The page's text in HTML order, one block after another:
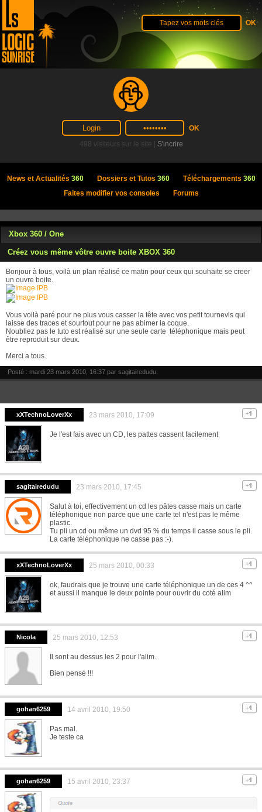
498 visiteurs sur le site | S'incrire
News et Actualités 360 Dossiers et Tutos 360 Téléchargements 360
Faites modifier vos consoles
Forums
Xbox 360 / One
Créez vous même vôtre ouvre boite XBOX 360
Bonjour à tous, voilà un plan réalisé ce matin pour ceux qui souhaite se creer
un ouvre boite.
Vous voilà paré pour ne plus vous casser la tête avec vos petit tournevis qui
laisse des traces et sourtout pour ne pas abimer la coque.
Noubliez pas le tuto est réalisé sur une seule carte téléphonique mais peut
être reproduit sur deux.
Merci a tous.
Posté : mardi 23 mars 2010, 16:37 par sagitairedudu
xXTechnoLoverXx 23 mars 2010, 17:09
Je l'est fais avec un CD, les pattes cassent facilement
sagitairedudu 23 mars 2010, 17:45
Salut à toi, effectivement un cd les pâtes casse mais un carte
téléphonique non parce que une carte tel n'est pas le même
plastic.
Tu pli un cd ou même un dvd 95 % du temps il casse sous le pli.
La carte téléphonique ne casse pas :-).
xXTechnoLoverXx 25 mars 2010, 00:33
ok, faudrais que je trouve une carte téléphonique un de ces 4 ^^
et aussi il manque le deux pointe pour ouvrir du coté alim
Nicola 25 mars 2010, 12:53
Il sont au dessus les 2 pour l'alim.
Bien pensé !!!
gohan6259 14 avril 2010, 19:50
Pas mal.
Je teste ca
gohan6259 15 avril 2010, 23:37